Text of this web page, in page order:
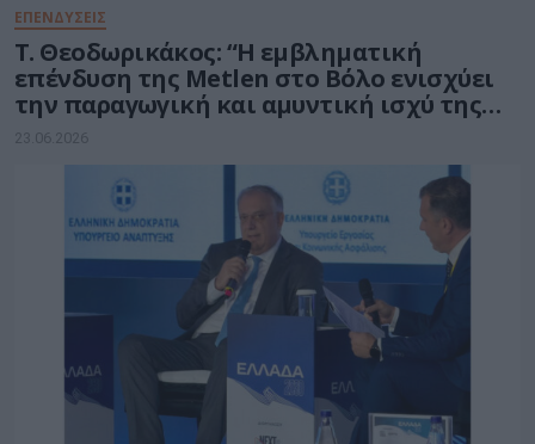
ΕΠΕΝΔΥΣΕΙΣ
Τ. Θεοδωρικάκος: “Η εμβληματική
επένδυση της Metlen στο Βόλο ενισχύει
την παραγωγική και αμυντική ισχύ της
πατρίδας μας”
23.06.2026